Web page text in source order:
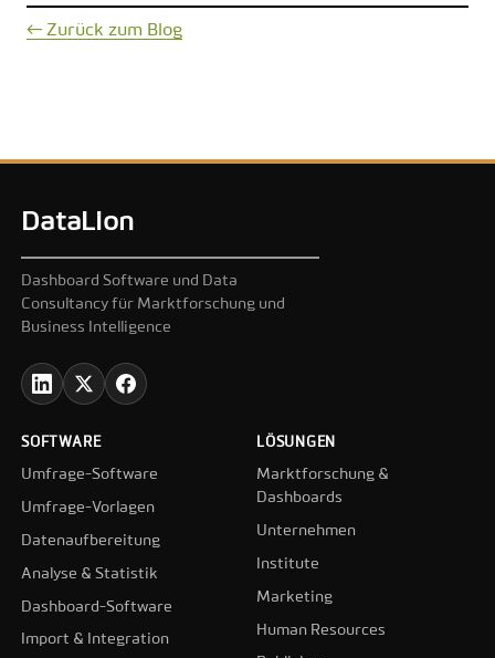
← Zurück zum Blog
DataLion
Dashboard Software und Data
Consultancy für Marktforschung und
Business Intelligence
SOFTWARE
Umfrage-Software
Umfrage-Vorlagen
Datenaufbereitung
Analyse & Statistik
Dashboard-Software
Import & Integration
LÖSUNGEN
Marktforschung &
Dashboards
Unternehmen
Institute
Marketing
Human Resources